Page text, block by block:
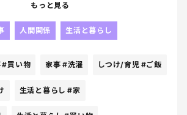
笑
て、ご飯作って、買い物して、ご飯
もっと見る
人間関係 生活と暮らし
#買い物 家事 #洗濯 しつけ/育児 #ご飯
生活と暮らし #家